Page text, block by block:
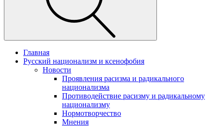
Главная
Русский национализм и ксенофобия
Новости
Проявления расизма и радикального
национализма
Противодействие расизму и радикальному
национализму
Нормотворчество
Мнения